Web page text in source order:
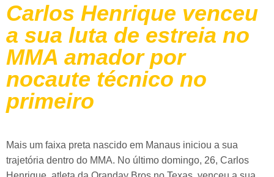
Carlos Henrique venceu
a sua luta de estreia no
MMA amador por
nocaute técnico no
primeiro
Mais um faixa preta nascido em Manaus iniciou a sua
trajetória dentro do MMA. No último domingo, 26, Carlos